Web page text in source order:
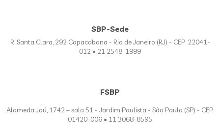
SBP-Sede
R. Santa Clara, 292 Copacabana - Rio de Janeiro (RJ) - CEP: 22041-
012 • 21 2548-1999
FSBP
Alameda Jaú, 1742 – sala 51 - Jardim Paulista - São Paulo (SP) - CEP:
01420-006 • 11 3068-8595